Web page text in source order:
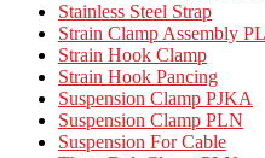
Stainless Steel Strap
Strain Clamp Assembly
Strain Hook Clamp
Strain Hook Pancing
Suspension Clamp PJKA
Suspension Clamp PLN
Suspension For Cable